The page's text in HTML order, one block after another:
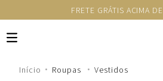
FRETE GRÁTIS ACIMA
Roupas Vestidos